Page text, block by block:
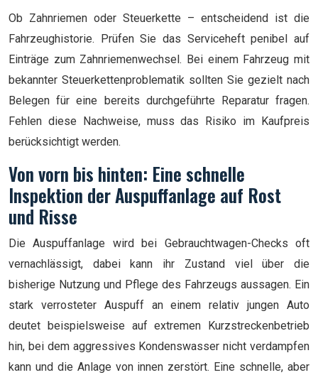
Ob Zahnriemen oder Steuerkette – entscheidend ist die
Fahrzeughistorie. Prüfen Sie das Serviceheft penibel auf
Einträge zum Zahnriemenwechsel. Bei einem Fahrzeug mit
bekannter Steuerkettenproblematik sollten Sie gezielt nach
Belegen für eine bereits durchgeführte Reparatur fragen.
Fehlen diese Nachweise, muss das Risiko im Kaufpreis
berücksichtigt werden.
Von vorn bis hinten: Eine schnelle
Inspektion der Auspuffanlage auf Rost
und Risse
Die Auspuffanlage wird bei Gebrauchtwagen-Checks oft
vernachlässigt, dabei kann ihr Zustand viel über die
bisherige Nutzung und Pflege des Fahrzeugs aussagen. Ein
stark verrosteter Auspuff an einem relativ jungen Auto
deutet beispielsweise auf extremen Kurzstreckenbetrieb
hin, bei dem aggressives Kondenswasser nicht verdampfen
kann und die Anlage von innen zerstört. Eine schnelle, aber